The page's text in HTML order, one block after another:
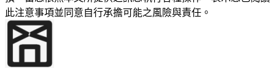
此注意事項並同意自行承擔可能之風險與責任。